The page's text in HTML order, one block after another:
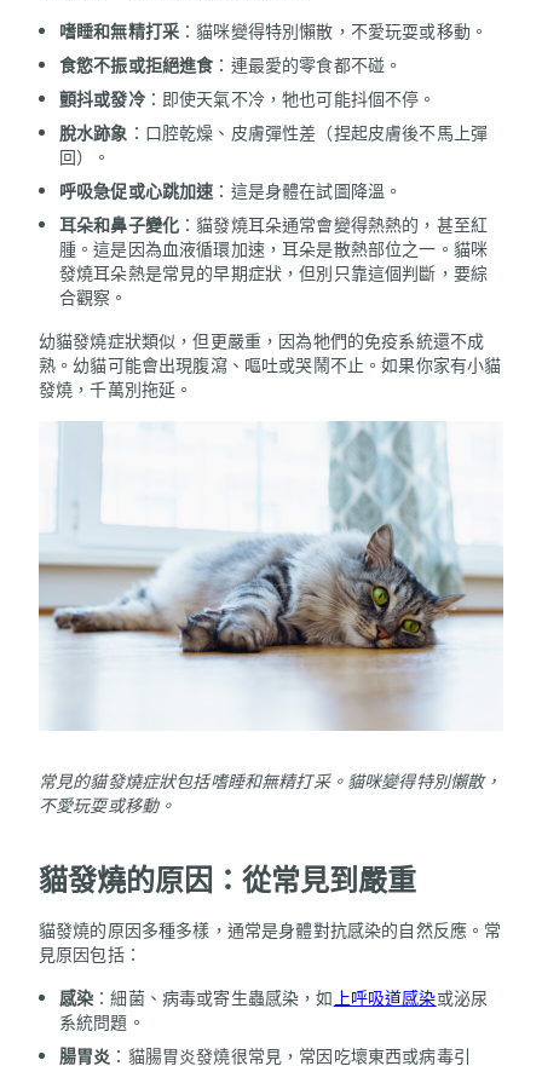
嗜睡和無精打采 ：貓咪變得特別懶散，不愛玩耍或移動。
食慾不振或拒絕進食 ：連最愛的零食都不碰。
顫抖或發冷：即使天氣不冷，牠也可能抖個不停。
脫水跡象 ：口腔乾燥、皮膚彈性差（捏起皮膚後不馬上彈
回）。
呼吸急促或心跳加速 ：這是身體在試圖降溫。
耳朵和鼻子變化 ：貓發燒耳朵通常會變得熱熱的，甚至紅
腫。這是因為血液循環加速，耳朵是散熱部位之一。貓咪
發燒耳朵熱是常見的早期症狀，但別只靠這個判斷，要綜
合觀察。
幼貓發燒症狀類似，但更嚴重，因為牠們的免疫系統還不成
熟。幼貓可能會出現腹瀉、嘔吐或哭鬧不止。如果你家有小貓
發燒，千萬別拖延。
常見的貓發燒症狀包括嗜睡和無精打采。貓咪變得特別懶散，
不愛玩耍或移動。
貓發燒的原因：從常見到嚴重
貓發燒的原因多種多樣，通常是身體對抗感染的自然反應。常
見原因包括：
感染 ：細菌、病毒或寄生蟲感染，如 上呼吸道感染或泌尿
系統問題。
腸胃炎 ：貓腸胃炎發燒很常見，常因吃壞東西或病毒引